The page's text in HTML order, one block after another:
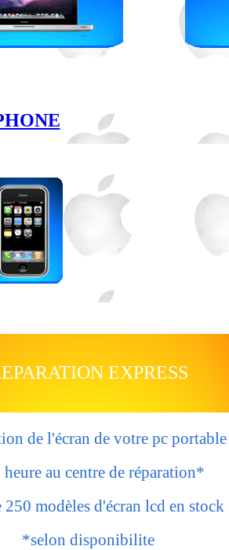
EXPRESS
de l'écran de votre pc portable
heure au centre de réparation*
250 modèles d'écran lcd en stock
*selon disponibilite